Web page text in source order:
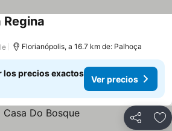
Regina
Florianópolis, a 16.7 km de: Palhoça
los precios exactos
Ver precios
Compartir